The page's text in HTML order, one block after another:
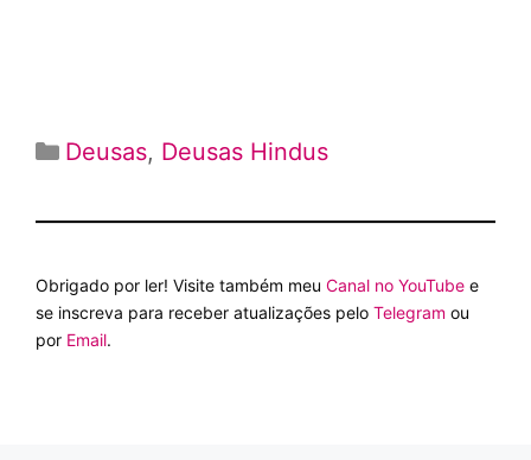
Categorias
Deusas, Deusas Hindus
Obrigado por ler! Visite também meu Canal no YouTube e
se inscreva para receber atualizações pelo Telegram ou
por Email.